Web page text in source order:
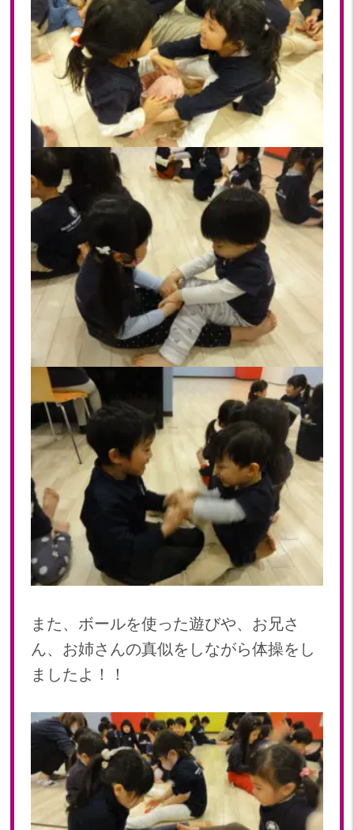
2022年 08月(22)
2022年 07月(20)
2022年 06月(22)
2022年 05月(19)
2022年 04月(20)
2022年 03月(22)
2022年 02月(15)
2022年 01月(19)
2021
2021年 12月(20)
2021年 11月(20)
2021年 10月(21)
2021年 09月(20)
2021年 08月(18)
2021年 07月(20)
2021年 06月(22)
2021年 05月(15)
2021年 04月(21)
2021年 03月(23)
2021年 02月(18)
2021年 01月(19)
2020
2020年 12月(19)
2020年 11月(19)
2020年 10月(22)
2020年 09月(20)
2020年 07月(21)
2020年 06月(22)
2020年 05月(18)
2020年 03月(19)
2020年 02月(16)
2020年 01月(19)
2019
2019年 12月(20)
また、ボールを使った遊びや、お兄さ
ん、お姉さんの真似をしながら体操をし
ましたよ！！